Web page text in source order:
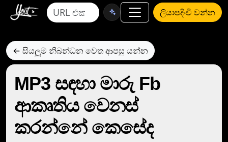
ලියාපදිංචි වන්න
← සියලුම නිබන්ධන වෙත ආපසු යන්න
MP3 සඳහා මාරු Fb
ආකෘතිය වෙනස්
කරන්නේ කෙසේද